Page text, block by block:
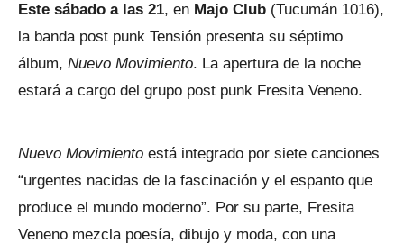
Este sábado a las 21, en Majo Club (Tucumán 1016),
la banda post punk Tensión presenta su séptimo
álbum, Nuevo Movimiento. La apertura de la noche
estará a cargo del grupo post punk Fresita Veneno.
Nuevo Movimiento está integrado por siete canciones
“urgentes nacidas de la fascinación y el espanto que
produce el mundo moderno”. Por su parte, Fresita
Veneno mezcla poesía, dibujo y moda, con una